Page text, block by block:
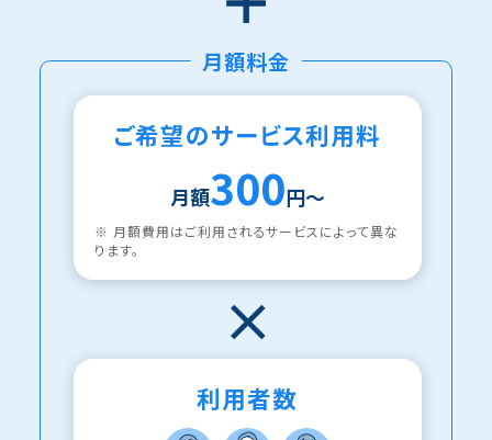
月額料金
ご希望のサービス利用料
月額300円〜
※ 月額費用はご利用されるサービスによって異な
ります。
利用者数